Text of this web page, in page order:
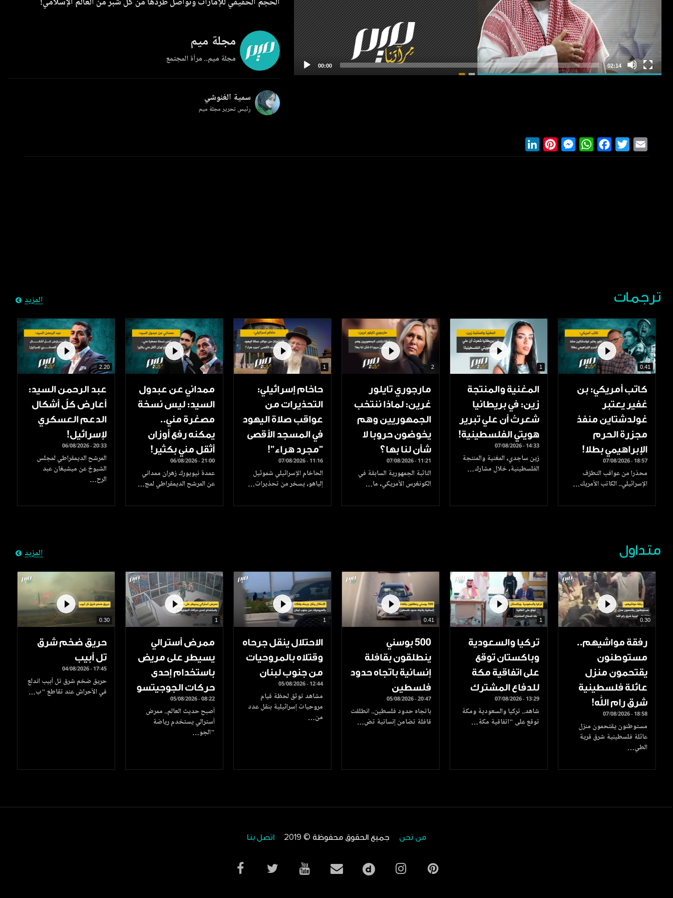
مجلة ميم
مجلة ميم.. مرآة المجتمع
سمية الغنوشي
رئيس تحرير مجلة ميم
LinkedInPinterestMessengerWhatsAppFacebook
Twitter
ترجمات المزيد
0.41
كاتب أمريكي: بن
غفير يعتبر
غولدشتاين منفذ
مجزرة الحرم
الإبراهيمي بطلا!
07/08/2026 - 18:57
محذرا من عواقب التطرّف
الإسرائيلي.. الكاتب الأمريك…
1
المغنية والمنتجة
زين: في بريطانيا
شعرتُ أن علي تبرير
هويتي الفلسطينية!
07/08/2026 - 14:33
زين ساجدي، المغنية والمنتجة
الفلسطينية، خلال مشارك…
2
مارجوري تايلور
غرين: لماذا ننتخب
الجمهوريين وهم
يخوضون حروبا لا
شأن لنا بها؟
07/08/2026 - 11:21
النائبة الجمهورية السابقة في
الكونغرس الأمريكي، ما…
1
حاخام إسرائيلي:
التحذيرات من
عواقب صلاة اليهود
في المسجد الأقصى
"مجرد هراء"!
07/08/2026 - 11:16
الحاخام الإسرائيلي شموئيل
إلياهو، يسخر من تحذيرات…
ممداني عن عبدول
السيد: ليس نسخة
مصغرة مني..
يمكنه رفع أوزان
أثقل مني بكثير!
06/08/2026 - 21:00
عمدة نيويورك زهران ممداني
عن المرشح الديمقراطي لمج…
2.20
عبد الرحمن السيد:
أعارض كلّ أشكال
الدعم العسكري
لإسرائيل!
06/08/2026 - 20:33
المرشح الديمقراطي لمجلس
الشيوخ عن ميشيغان عبد
الرح…
متداول المزيد
0.30
رفقة مواشيهم..
مستوطنون
يقتحمون منزل
عائلة فلسطينية
شرق رام الله!
07/08/2026 - 18:58
مستوطنون يقتحمون منزل
عائلة فلسطينية شرق قرية
الطي…
1
تركيا والسعودية
وباكستان توقع
على اتفاقية مكة
للدفاع المشترك
07/08/2026 - 13:29
شاهد.. تركيا والسعودية ومكة
توقع على "اتفاقية مكة…
0.41
500 بوسني
ينطلقون بقافلة
إنسانية باتجاه حدود
فلسطين
05/08/2026 - 20:47
باتجاه حدود فلسطين.. انطلقت
قافلة تضامن إنسانية تض…
1
الاحتلال ينقل جرحاه
وقتلاه بالمروحيات
من جنوب لبنان
05/08/2026 - 12:44
مشاهد توثق لحظة قيام
مروحيات إسرائيلية بنقل عدد
من…
1
ممرض أسترالي
يسيطر على مريض
باستخدام إحدى
حركات الجوجيتسو
05/08/2026 - 08:22
أصبح حديث العالم.. ممرض
أسترالي يستخدم رياضة
"الجو…
0.30
حريق ضخم شرق
تل أبيب
04/08/2026 - 17:45
حريق ضخم شرق تل أبيب اندلع
في الأحراش عند تقاطع "ب…
من نحن جميع الحقوق محفوظة © 2019 اتصل بنا